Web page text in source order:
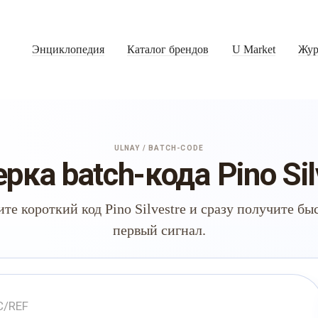
Энциклопедия Каталог брендов U Market
ULNAY / BATCH-CODE
batch-кода Pino
короткий код Pino Silvestre и сразу получите
первый сигнал.